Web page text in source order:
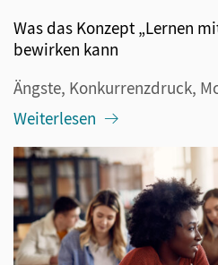
Was das Konzept „Lernen
bewirken kann
Weiterlesen